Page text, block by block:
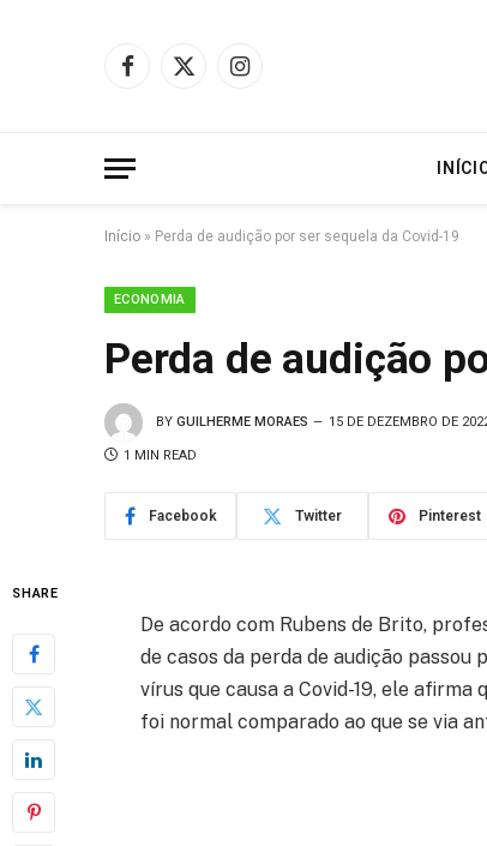
Facebook
X
Instagram
Início » Perda de audição por ser sequela da Covid-19
ECONOMIA
Perda de audição
BY GUILHERME MORAES 15 DE DEZEMBRO DE
1 MIN READ
Facebook Twitter Pinterest
SHARE
De acordo com Rubens de Brito,
de casos da perda de audição passou
vírus que causa a Covid-19, ele
foi normal comparado ao que se via